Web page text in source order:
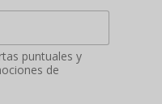
puntuales y
de